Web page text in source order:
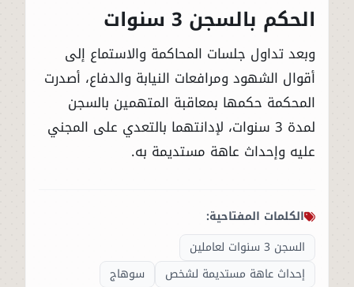
الحكم بالسجن 3 سنوات
وبعد تداول جلسات المحاكمة والاستماع إلى
أقوال الشهود ومرافعات النيابة والدفاع، أصدرت
المحكمة حكمها بمعاقبة المتهمين بالسجن
لمدة 3 سنوات، لإدانتهما بالتعدي على المجني
عليه وإحداث عاهة مستديمة به.
الكلمات المفتاحية:
السجن 3 سنوات لعاملين
إحداث عاهة مستديمة لشخص
سوهاج